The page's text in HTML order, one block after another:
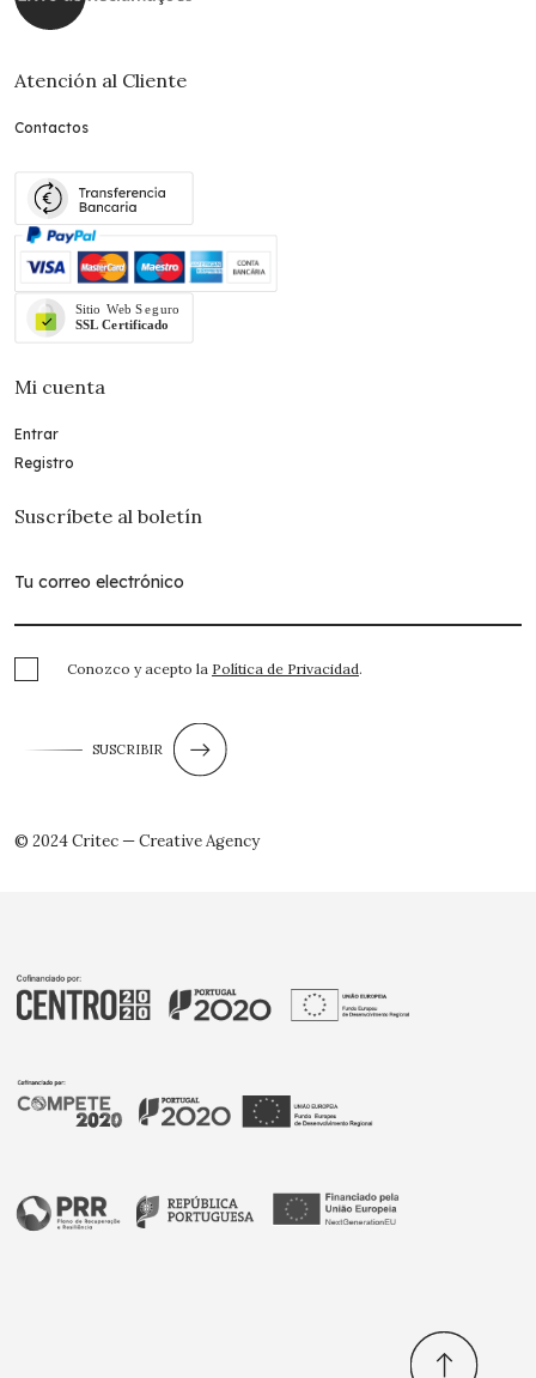
Atención al Cliente
Contactos
Mi cuenta
Entrar
Registro
Suscríbete al boletín
Conozco y acepto la Política de Privacidad.
SUSCRIBIR
© 2024 Critec — Creative Agency